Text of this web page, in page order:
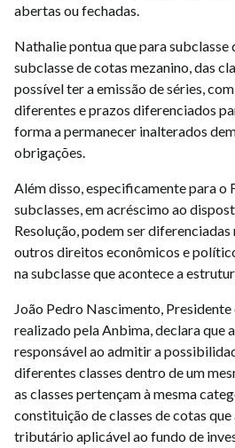
abertas ou fechadas.
Nathalie pontua que para subclasse
subclasse de cotas mezanino, das
possível ter a emissão de séries,
diferentes e prazos diferenciados
forma a permanecer inalterados
obrigações.
Além disso, especificamente para o
subclasses, em acréscimo ao
Resolução, podem ser
outros direitos econômicos e
na subclasse que acontece a
João Pedro Nascimento,
realizado pela Anbima, declara que
responsável ao admitir a
diferentes classes dentro de um
as classes pertençam à mesma
constituição de classes de cotas
tributário aplicável ao fundo de